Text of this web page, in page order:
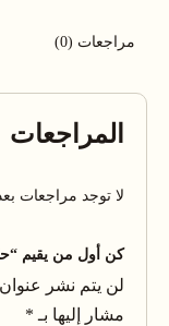
مراجعات (0)
المراجعات
لا توجد مراجعات
كن أول من يقيم
لن يتم نشر عنوان
مشار إليها بـ *